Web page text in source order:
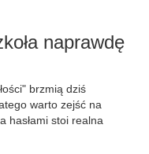
naprawdę
brzmią dziś
warto zejść na
hasłami stoi realna